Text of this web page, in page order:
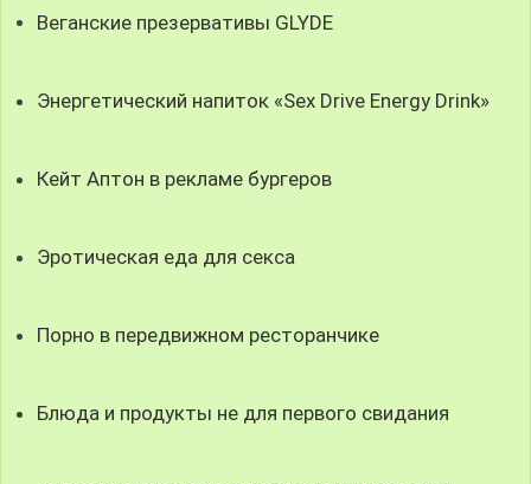
Веганские презервативы GLYDE
Энергетический напиток «Sex Drive Energy Drink»
Кейт Аптон в рекламе бургеров
Эротическая еда для секса
Порно в передвижном ресторанчике
Блюда и продукты не для первого свидания